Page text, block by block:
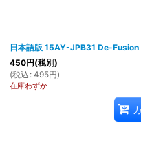
日本語版 15AY-JPB31 De-Fusion
450円(税別)
(税込 : 495円)
在庫わずか